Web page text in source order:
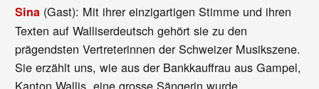
Sina (Gast): Mit ihrer einzigartigen Stimme und ihren
Texten auf Walliserdeutsch gehört sie zu den
prägendsten Vertreterinnen der Schweizer Musikszene.
Sie erzählt uns, wie aus der Bankkauffrau aus Gampel,
Kanton Wallis, eine grosse Sängerin wurde.